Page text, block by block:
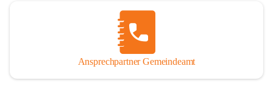
Ansprechpartner Gemeindeamt